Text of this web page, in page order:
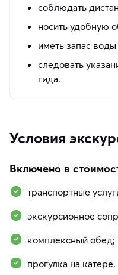
соблюдать
носить удобную
иметь запас
следовать
гида.
Условия
Включено в
транспортные
экскурсионное
комплексный обед;
прогулка на катере.